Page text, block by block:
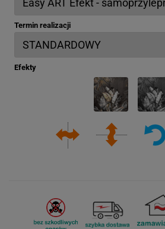
Termin realizacji
Efekty